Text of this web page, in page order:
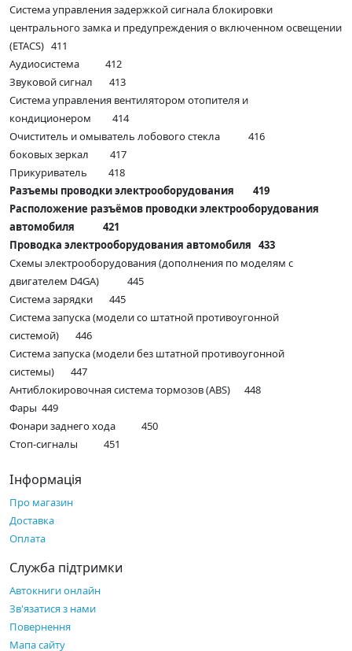
Система управления задержкой сигнала блокировки
центрального замка и предупреждения о включенном освещении
(ETACS) 411
Аудиосистема 412
Звуковой сигнал 413
Система управления вентилятором отопителя и
кондиционером 414
Очиститель и омыватель лобового стекла 416
боковых зеркал 417
Прикуриватель 418
Разъемы проводки электрооборудования 419
Расположение разъёмов проводки электрооборудования
автомобиля 421
Проводка электрооборудования автомобиля 433
Схемы электрооборудования (дополнения по моделям с
двигателем D4GA) 445
Система зарядки 445
Система запуска (модели со штатной противоугонной
системой) 446
Система запуска (модели без штатной противоугонной
системы) 447
Антиблокировочная система тормозов (ABS) 448
Фары 449
Фонари заднего хода 450
Стоп-сигналы 451
Інформація
Про магазин
Доставка
Оплата
Служба підтримки
Автокниги онлайн
Зв'язатися з нами
Повернення
Мапа сайту